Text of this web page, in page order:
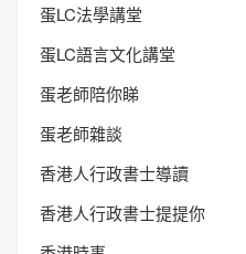
蛋LC法學講堂
蛋LC語言文化講堂
蛋老師陪你睇
蛋老師雜談
香港人行政書士導讀
香港人行政書士提提你